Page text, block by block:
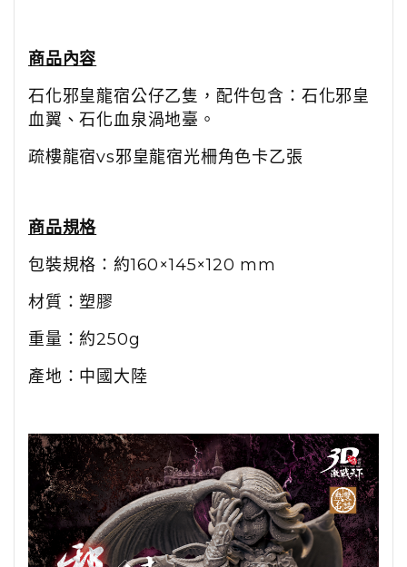
商品內容
石化邪皇龍宿公仔乙隻，配件包含：石化邪皇
血翼、石化血泉渦地臺。
疏樓龍宿vs邪皇龍宿光柵角色卡乙張
商品規格
包裝規格：約160×145×120 mm
材質：塑膠
重量：約250g
產地：中國大陸